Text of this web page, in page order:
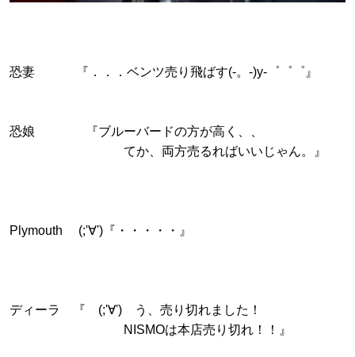
恐妻 『．．．ベンツ売り飛ばす(-。-)y-゜゜゜』
恐娘 『ブルーバードの方が高く、、
てか、両方売るればいいじゃん。』
Plymouth (;'∀')『・・・・・』
ディーラ 『 (;'∀') う、売り切れました！
NISMOは本店売り切れ！！』